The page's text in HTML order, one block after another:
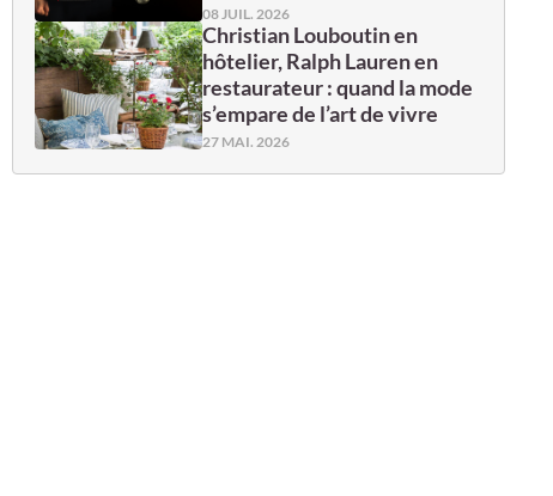
08 JUIL. 2026
Christian Louboutin en
hôtelier, Ralph Lauren en
restaurateur : quand la mode
s’empare de l’art de vivre
27 MAI. 2026